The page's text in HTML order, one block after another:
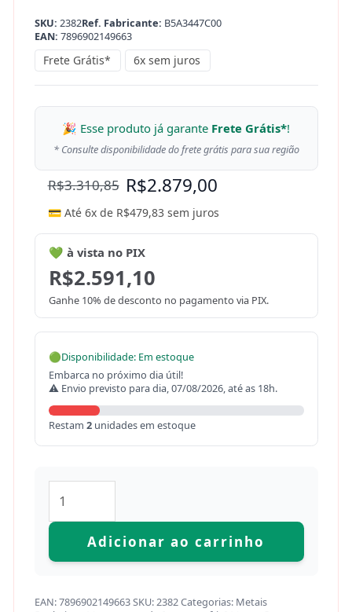
SKU: 2382Ref. Fabricante: B5A3447C00
EAN: 7896902149663
Frete Grátis* 6x sem juros
🎉 Esse produto já garante Frete Grátis*!
* Consulte disponibilidade do frete grátis para sua região
R$3.310,85 R$2.879,00
💳 Até 6x de R$479,83 sem juros
💚 à vista no PIX
R$2.591,10
Ganhe 10% de desconto no pagamento via PIX.
🟢Disponibilidade: Em estoque
Embarca no próximo dia útil!
⚠ Envio previsto para dia, 07/08/2026, até as 18h.
Restam 2unidades em estoque
Adicionar ao carrinho
EAN:7896902149663SKU:2382Categorias: Metais